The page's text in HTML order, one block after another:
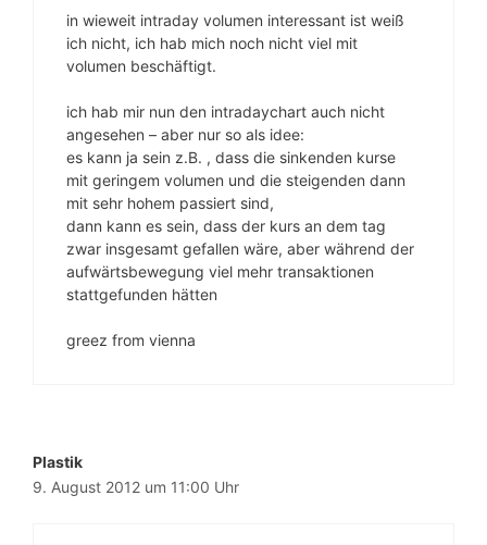
in wieweit intraday volumen interessant ist weiß
ich nicht, ich hab mich noch nicht viel mit
volumen beschäftigt.
ich hab mir nun den intradaychart auch nicht
angesehen – aber nur so als idee:
es kann ja sein z.B. , dass die sinkenden kurse
mit geringem volumen und die steigenden dann
mit sehr hohem passiert sind,
dann kann es sein, dass der kurs an dem tag
zwar insgesamt gefallen wäre, aber während der
aufwärtsbewegung viel mehr transaktionen
stattgefunden hätten
greez from vienna
Plastik
9. August 2012 um 11:00 Uhr